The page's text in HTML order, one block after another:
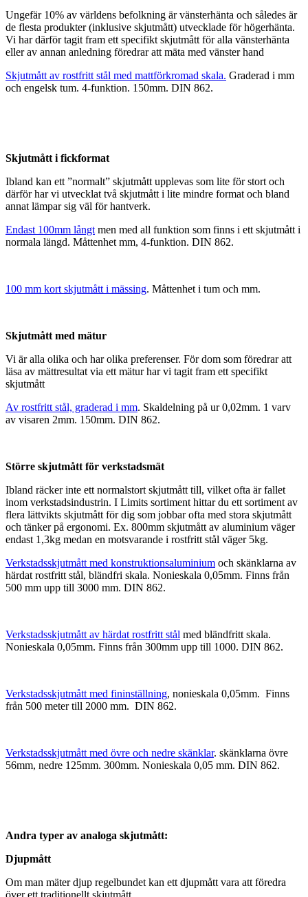
Ungefär 10% av världens befolkning är vänsterhänta och således är
de flesta produkter (inklusive skjutmått) utvecklade för högerhänta.
Vi har därför tagit fram ett specifikt skjutmått för alla vänsterhänta
eller av annan anledning föredrar att mäta med vänster hand
Skjutmått av rostfritt stål med mattförkromad skala. Graderad i mm
och engelsk tum. 4-funktion. 150mm. DIN 862.
Skjutmått i fickformat
Ibland kan ett ”normalt” skjutmått upplevas som lite för stort och
därför har vi utvecklat två skjutmått i lite mindre format och bland
annat lämpar sig väl för hantverk.
Endast 100mm långt men med all funktion som finns i ett skjutmått i
normala längd. Måttenhet mm, 4-funktion. DIN 862.
100 mm kort skjutmått i mässing. Måttenhet i tum och mm.
Skjutmått med mätur
Vi är alla olika och har olika preferenser. För dom som föredrar att
läsa av mättresultat via ett mätur har vi tagit fram ett specifikt
skjutmått
Av rostfritt stål, graderad i mm. Skaldelning på ur 0,02mm. 1 varv
av visaren 2mm. 150mm. DIN 862.
Större skjutmått för verkstadsmät
Ibland räcker inte ett normalstort skjutmått till, vilket ofta är fallet
inom verkstadsindustrin. I Limits sortiment hittar du ett sortiment av
flera lättvikts skjutmått för dig som jobbar ofta med stora skjutmått
och tänker på ergonomi. Ex. 800mm skjutmått av aluminium väger
endast 1,3kg medan en motsvarande i rostfritt stål väger 5kg.
Verkstadsskjutmått med konstruktionsaluminium och skänklarna av
härdat rostfritt stål, bländfri skala. Nonieskala 0,05mm. Finns från
500 mm upp till 3000 mm. DIN 862.
Verkstadsskjutmått av härdat rostfritt stål med bländfritt skala.
Nonieskala 0,05mm. Finns från 300mm upp till 1000. DIN 862.
Verkstadsskjutmått med fininställning, nonieskala 0,05mm. Finns
från 500 meter till 2000 mm. DIN 862.
Verkstadsskjutmått med övre och nedre skänklar. skänklarna övre
56mm, nedre 125mm. 300mm. Nonieskala 0,05 mm. DIN 862.
Andra typer av analoga skjutmått:
Djupmått
Om man mäter djup regelbundet kan ett djupmått vara att föredra
över ett traditionellt skjutmått.